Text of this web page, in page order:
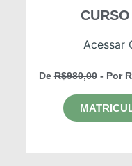
Acessar
DeR$980,00- Por